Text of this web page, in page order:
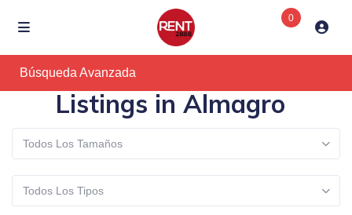
0
Búsqueda Avanzada
Listings in Almagro
Todos Los Tamaños
Todos Los Tipos